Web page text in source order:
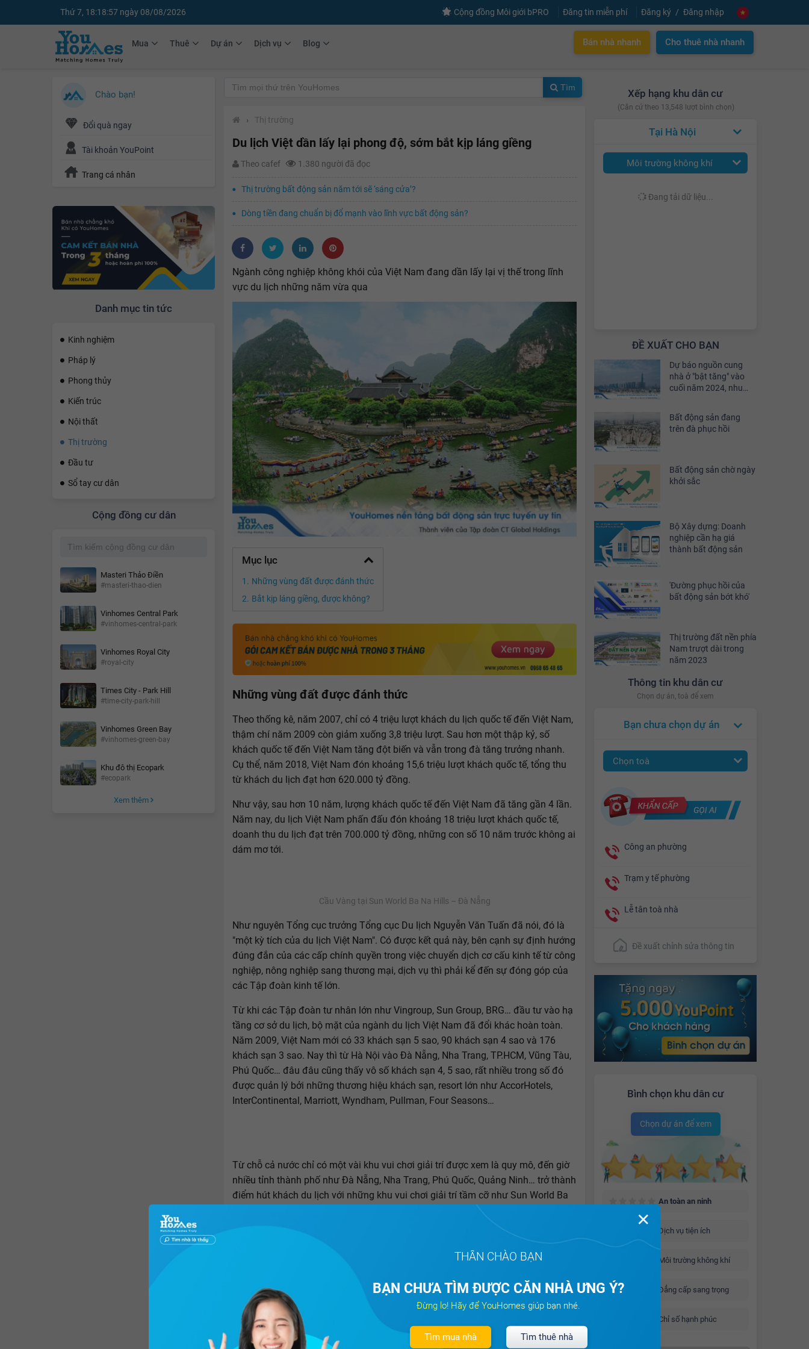
Thứ 7, 18:18:58 ngày 08/08/2026 Cộng đồng Môi giới bPRO Đăng tin miễn phí Đăng ký Đăng nhập
Mua Thuê Dự án Dịch vụ Blog Bán nhà nhanh Cho thuê nhà nhanh
Chào bạn!
Đổi quà ngay
Tài khoản YouPoint
Trang cá nhân
Danh mục tin tức
Kinh nghiệm
Pháp lý
Phong thủy
Kiến trúc
Nội thất
Thị trường
Đầu tư
Sổ tay cư dân
Cộng đồng cư dân
Masteri Thảo Điền
#masteri-thao-dien
Vinhomes Central Park
#vinhomes-central-park
Vinhomes Royal City
#royal-city
Times City - Park Hill
#time-city-park-hill
Vinhomes Green Bay
#vinhomes-green-bay
Khu đô thị Ecopark
#ecopark
Xem thêm
Xếp hạng khu dân cư
(Căn cứ theo 13,548 lượt bình chọn)
Hà Nội
Môi trường không khí
Đang tải dữ liệu...
ĐỀ XUẤT CHO BẠN
Dự báo nguồn cung
nhà ở "bật tăng" vào
cuối năm 2024, nhu
khoảng 30%
Bất động sản đang
trên đà phục hồi
Bất động sản chờ ngày
khởi sắc
Bộ Xây dựng: Doanh
nghiệp cần hạ giá
thành bất động sản
'Đường phục hồi của
bất động sản bớt khó'
Thị trường đất nền phía
Nam trượt dài trong
năm 2023
Thông tin khu dân cư
Chọn dự án, toà để xem
Bạn chưa chọn dự án
Chọn toà
Công an phường
Trạm y tế phường
Lễ tân toà nhà
Đề xuất chỉnh sửa thông tin
Bình chọn khu dân cư
Chọn dự án để xem
An toàn an ninh
Dịch vụ tiện ích
Môi trường không khí
Đẳng cấp sang trọng
Chỉ số hạnh phúc
Tìm
› Thị trường
Du lịch Việt dần lấy lại phong độ, sớm bắt kịp láng giềng
Theo cafef 1.380 người đã đọc
Thị trường bất động sản năm tới sẽ ‘sáng cửa’?
Dòng tiền đang chuẩn bị đổ mạnh vào lĩnh vực bất động sản?
Ngành công nghiệp không khói của Việt Nam đang dần lấy lại vị thế trong lĩnh
vực du lịch những năm vừa qua
Mục lục
Những vùng đất được đánh thức
Bắt kịp láng giềng, được không?
Những vùng đất được đánh thức
Theo thống kê, năm 2007, chỉ có 4 triệu lượt khách du lịch quốc tế đến Việt Nam,
thậm chí năm 2009 còn giảm xuống 3,8 triệu lượt. Sau hơn một thập kỷ, số
khách quốc tế đến Việt Nam tăng đột biến và vẫn trong đà tăng trưởng nhanh.
Cụ thể, năm 2018, Việt Nam đón khoảng 15,6 triệu lượt khách quốc tế, tổng thu
từ khách du lịch đạt hơn 620.000 tỷ đồng.
Như vậy, sau hơn 10 năm, lượng khách quốc tế đến Việt Nam đã tăng gần 4 lần.
Năm nay, du lịch Việt Nam phấn đấu đón khoảng 18 triệu lượt khách quốc tế,
doanh thu du lịch đạt trên 700.000 tỷ đồng, những con số 10 năm trước không ai
dám mơ tới.
Cầu Vàng tại Sun World Ba Na Hills – Đà Nẵng
Như nguyên Tổng cục trưởng Tổng cục Du lịch Nguyễn Văn Tuấn đã nói, đó là
"một kỳ tích của du lịch Việt Nam". Có được kết quả này, bên cạnh sự định hướng
đúng đắn của các cấp chính quyền trong việc chuyển dịch cơ cấu kinh tế từ công
nghiệp, nông nghiệp sang thương mại, dịch vụ thì phải kể đến sự đóng góp của
các Tập đoàn kinh tế lớn.
Từ khi các Tập đoàn tư nhân lớn như Vingroup, Sun Group, BRG… đầu tư vào hạ
tầng cơ sở du lịch, bộ mặt của ngành du lịch Việt Nam đã đổi khác hoàn toàn.
Năm 2009, Việt Nam mới có 33 khách sạn 5 sao, 90 khách sạn 4 sao và 176
khách sạn 3 sao. Nay thì từ Hà Nội vào Đà Nẵng, Nha Trang, TP.HCM, Vũng Tàu,
Phú Quốc… đâu đâu cũng thấy vô số khách sạn 4, 5 sao, rất nhiều trong số đó
được quản lý bởi những thương hiệu khách sạn, resort lớn như AccorHotels,
InterContinental, Marriott, Wyndham, Pullman, Four Seasons…
Từ chỗ cả nước chỉ có một vài khu vui chơi giải trí được xem là quy mô, đến giờ
nhiều tỉnh thành phố như Đà Nẵng, Nha Trang, Phú Quốc, Quảng Ninh… trở thành
điểm hút khách du lịch với những khu vui chơi giải trí tầm cỡ như Sun World Ba
công viên chủ đề Dragon Park, công viên nước Typhoon Water Park (Hạ Long),
Vinpearl Land (Nha Trang), Vinpearl Safari (Phú Quốc), Công viên văn hóa Suối
Những khu nghỉ dưỡng cao cấp mọc lên, đưa cái tên Việt Nam ra thế giới.
InterContinental Danang Sun Peninsula Resort tại Đà Nẵng trở thành điểm dừng
chân của những chính khách, yếu nhân, tỷ phú thế giới, bởi sự xa hoa lộng lẫy đã
được thế giới thừa nhận bằng giải thưởng "Khu nghỉ dưỡng sang trọng bậc nhất
thế giới" trong ba năm liền 2014, 2015 và 2016.
✕
THÂN CHÀO BẠN
BẠN CHƯA TÌM ĐƯỢC CĂN NHÀ ƯNG Ý?
Đừng lo! Hãy để YouHomes giúp bạn nhé.
Tìm mua nhà Tìm thuê nhà